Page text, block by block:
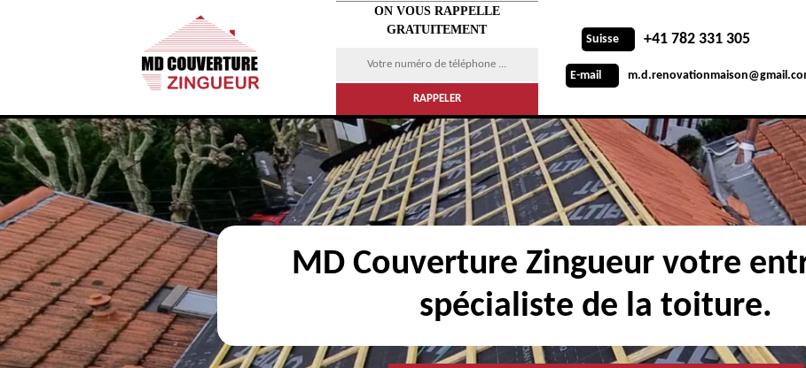
ON VOUS RAPPELLE
GRATUITEMENT
Suisse +41 782 331 305
E-mail
MD Couverture Zingueur votre
spécialiste de la toiture.